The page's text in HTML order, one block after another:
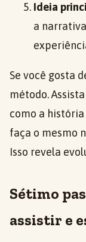
Ideia
a
Se você gosta
método.
como a
faça o mesmo
Isso revela
Sétimo
assistir e